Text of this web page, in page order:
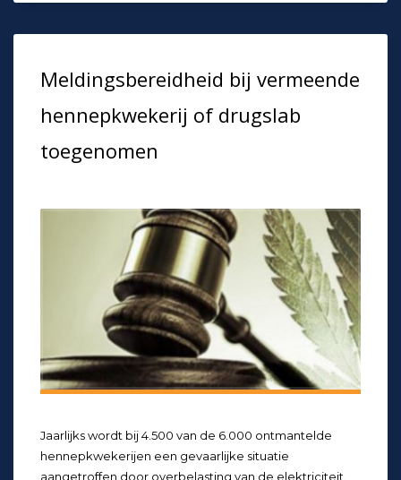
Meldingsbereidheid bij vermeende
hennepkwekerij of drugslab
toegenomen
Jaarlijks wordt bij 4.500 van de 6.000 ontmantelde
hennepkwekerijen een gevaarlijke situatie
aangetroffen door overbelasting van de elektriciteit.